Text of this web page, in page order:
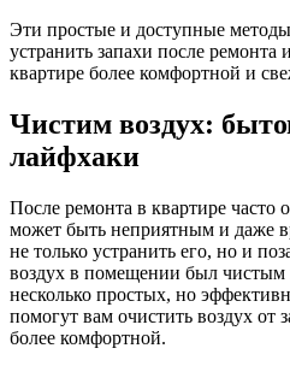
Эти простые и доступные
устранить запахи после ремонта
квартире более комфортной и
Чистим воздух:
лайфхаки
После ремонта в квартире часто
может быть неприятным и даже
не только устранить его, но и
воздух в помещении был
несколько простых, но
помогут вам очистить воздух от
более комфортной.